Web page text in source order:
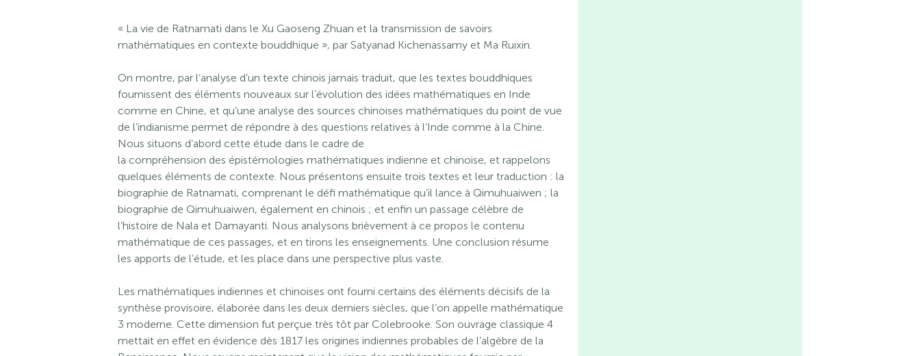
« La vie de Ratnamati dans le Xu Gaoseng Zhuan et la transmission de savoirs
mathématiques en contexte bouddhique », par Satyanad Kichenassamy et Ma Ruixin.
On montre, par l’analyse d’un texte chinois jamais traduit, que les textes bouddhiques
fournissent des éléments nouveaux sur l’évolution des idées mathématiques en Inde
comme en Chine, et qu’une analyse des sources chinoises mathématiques du point de vue
de l’indianisme permet de répondre à des questions relatives à l’Inde comme à la Chine.
Nous situons d’abord cette étude dans le cadre de
la compréhension des épistémologies mathématiques indienne et chinoise, et rappelons
quelques éléments de contexte. Nous présentons ensuite trois textes et leur traduction : la
biographie de Ratnamati, comprenant le défi mathématique qu’il lance à Qimuhuaiwen ; la
biographie de Qimuhuaiwen, également en chinois ; et enfin un passage célèbre de
l’histoire de Nala et Damayanti. Nous analysons brièvement à ce propos le contenu
mathématique de ces passages, et en tirons les enseignements. Une conclusion résume
les apports de l’étude, et les place dans une perspective plus vaste.
Les mathématiques indiennes et chinoises ont fourni certains des éléments décisifs de la
synthèse provisoire, élaborée dans les deux derniers siècles, que l’on appelle mathématique
3 moderne. Cette dimension fut perçue très tôt par Colebrooke. Son ouvrage classique 4
mettait en effet en évidence dès 1817 les origines indiennes probables de l’algèbre de la